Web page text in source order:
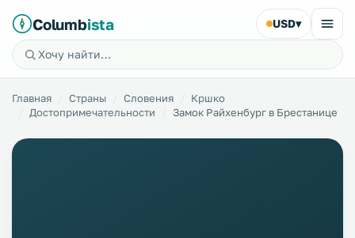
Columbista USD▾
Главная Страны Словения
Кршко
Достопримечательности
Замок Райхенбург в Брестанице